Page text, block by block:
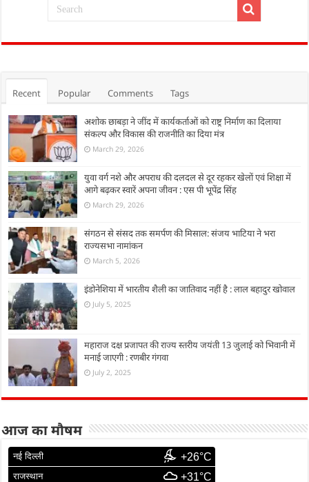
Recent Popular Comments Tags
अशोक छाबड़ा ने जींद में कार्यकर्ताओं को राष्ट्र निर्माण का दिलाया
संकल्प और विकास की राजनीति का दिया मंत्र
March 29, 2026
युवा वर्ग नशे और अपराध की दलदल से दूर रहकर खेलों एवं शिक्षा में
आगे बढ़कर स्वारें अपना जीवन : एस पी भूपेंद्र सिंह
March 29, 2026
संगठन से संसद तक समर्पण की मिसाल: संजय भाटिया ने भरा
राज्यसभा नामांकन
March 5, 2026
इंडोनेशिया में भारतीय शैली का जातिवाद नहीं है : लाल बहादुर खोवाल
July 5, 2025
महाराज दक्ष प्रजापत की राज्य स्तरीय जयंती 13 जुलाई को भिवानी में
मनाई जाएगी : रणबीर गंगवा
July 2, 2025
आज का मौषम
नई दिल्ली +26°C
राजस्थान +31°C